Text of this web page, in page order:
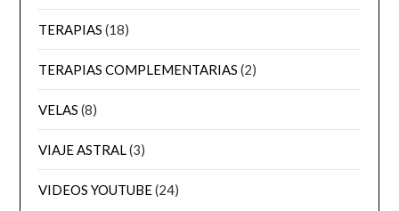
TERAPIAS (18)
TERAPIAS COMPLEMENTARIAS (2)
VELAS (8)
VIAJE ASTRAL(3)
VIDEOS YOUTUBE(24)